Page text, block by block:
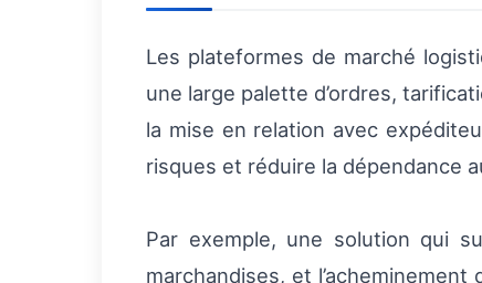
Les plateformes de marché
une large palette d’ordres,
la mise en relation avec
risques et réduire la dépendance
Par exemple, une solution qui
marchandises, et